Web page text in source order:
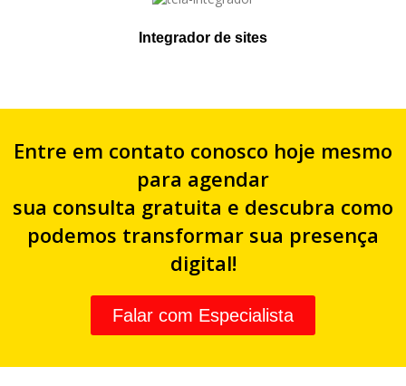
Integrador de sites
Entre em contato conosco hoje mesmo
para agendar
sua consulta gratuita e descubra como
podemos transformar sua presença
digital!
Falar com Especialista